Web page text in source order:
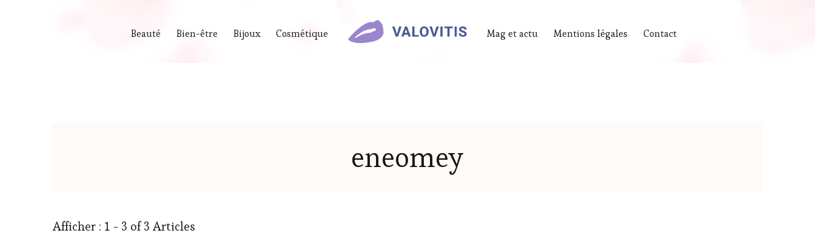
Beauté Bien-être Bijoux Cosmétique Mag et actu Mentions légales Contact
eneomey
Afficher : 1 - 3 of 3 Articles